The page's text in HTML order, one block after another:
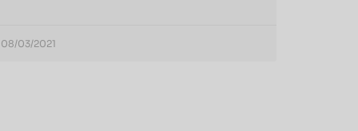
08/03/2021